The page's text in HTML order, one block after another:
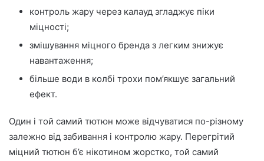
контроль жару через калауд згладжує піки
міцності;
змішування міцного бренда з легким знижує
навантаження;
більше води в колбі трохи пом’якшує загальний
ефект.
Один і той самий тютюн може відчуватися по-різному
залежно від забивання і контролю жару. Перегрітий
міцний тютюн б’є нікотином жорстко, той самий